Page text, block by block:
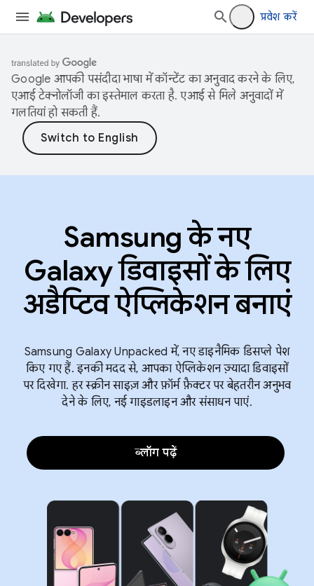
प्रवेश करें
Google आपकी पसंदीदा भाषा में कॉन्टेंट का अनुवाद करने के लिए,
एआई टेक्नोलॉजी का इस्तेमाल करता है. एआई से मिले अनुवादों में
गलतियां हो सकती हैं.
Samsung के नए
Galaxy डिवाइसों के लिए
अडैप्टिव ऐप्लिकेशन बनाएं
Samsung Galaxy Unpacked में, नए डाइनैमिक डिसप्ले पेश
किए गए हैं. इनकी मदद से, आपका ऐप्लिकेशन ज़्यादा डिवाइसों
पर दिखेगा. हर स्क्रीन साइज़ और फ़ॉर्म फ़ैक्टर पर बेहतरीन अनुभव
देने के लिए, नई गाइडलाइन और संसाधन पाएं.
ब्लॉग पढ़ें